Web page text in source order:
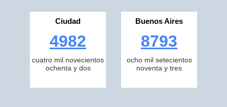
Ciudad
4982
cuatro mil novecientos
ochenta y dos
Buenos Aires
8793
ocho mil setecientos
noventa y tres